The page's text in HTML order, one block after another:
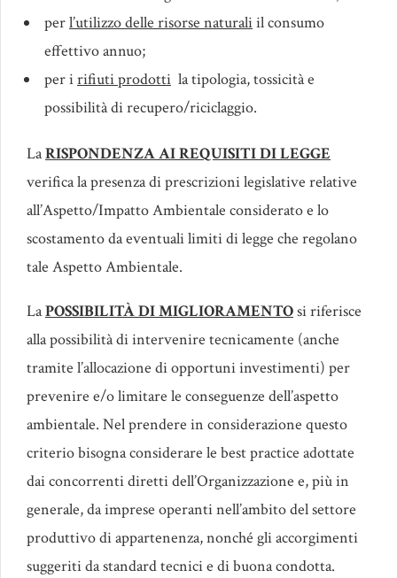
perl’utilizzo delle risorse naturaliil consumo
effettivo annuo;
per irifiuti prodotti la tipologia, tossicità e
possibilità di recupero/riciclaggio.
LaRISPONDENZA AI REQUISITIDILEGGE
verifica la presenza di prescrizioni legislative relative
all’Aspetto/Impatto Ambientale considerato e lo
scostamento da eventuali limiti di legge che regolano
tale Aspetto Ambientale.
LaPOSSIBILITÀDIMIGLIORAMENTOsi riferisce
alla possibilità di intervenire tecnicamente (anche
tramite l’allocazione di opportuni investimenti) per
prevenire e/o limitare le conseguenze dell’aspetto
ambientale. Nel prendere in considerazione questo
criterio bisogna considerare le best practice adottate
dai concorrenti diretti dell’Organizzazione e, più in
generale, da imprese operanti nell’ambito del settore
produttivo di appartenenza, nonché gli accorgimenti
suggeriti da standard tecnici e di buona condotta.